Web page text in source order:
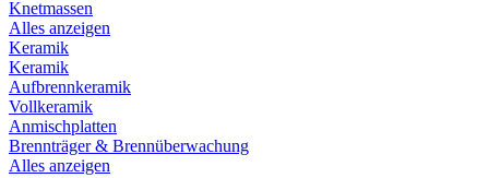
Knetmassen
Alles anzeigen
Keramik
Keramik
Aufbrennkeramik
Vollkeramik
Anmischplatten
Brennträger & Brennüberwachung
Alles anzeigen